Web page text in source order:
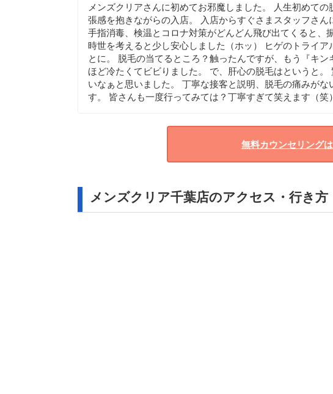
メンズクリアさんに初めてお邪魔しました。 人生初めて
張感を抱きながらの入店。 入店からすぐさまスタッフさ
手指消毒、検温とコロナ対策がどんどん飛び出てくると、
時世を考えると少し安心しました（ホッ） ヒゲのトライ
とに。 脱毛の当てるところ？触ったんですが、もう『キ
ほど冷たくてビビりました。 で、肝心の脱毛はというと
いなぁと思いました。 丁寧な接客と説明、脱毛の痛みが
す。 皆さんも一度行ってみては？丁寧すぎて笑えます（笑）
無料カウンセリング
メンズクリア千葉店のアクセス・行き方